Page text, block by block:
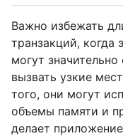
Важно избежать
транзакций, когда
могут
вызвать узкие
того, они могут
объемы памяти и
делает